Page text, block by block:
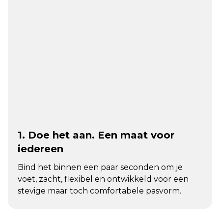
1. Doe het aan. Een maat voor
iedereen
Bind het binnen een paar seconden om je
voet, zacht, flexibel en ontwikkeld voor een
stevige maar toch comfortabele pasvorm.